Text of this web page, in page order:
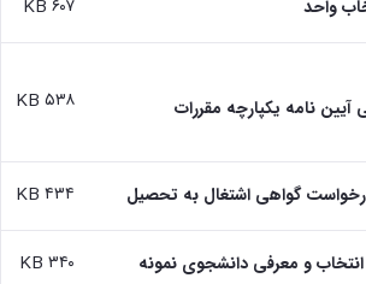
واحد ۶۰۷ KB
آیین نامه یکپارچه مقررات
۵۳۸ KB
گواهی اشتغال به تحصیل ۴۳۴ KB
انتخاب و معرفی دانشجوی نمونه ۳۴۰ KB